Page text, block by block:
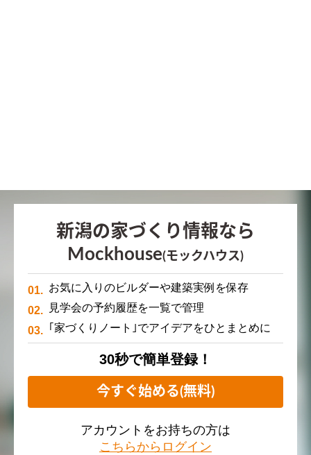
新潟の家づくり情報なら
Mockhouse(モックハウス)
お気に入りのビルダーや建築実例を保存
見学会の予約履歴を一覧で管理
｢家づくりノート｣でアイデアをひとまとめに
30秒で簡単登録！
今すぐ始める(無料)
アカウントをお持ちの方は
こちらからログイン